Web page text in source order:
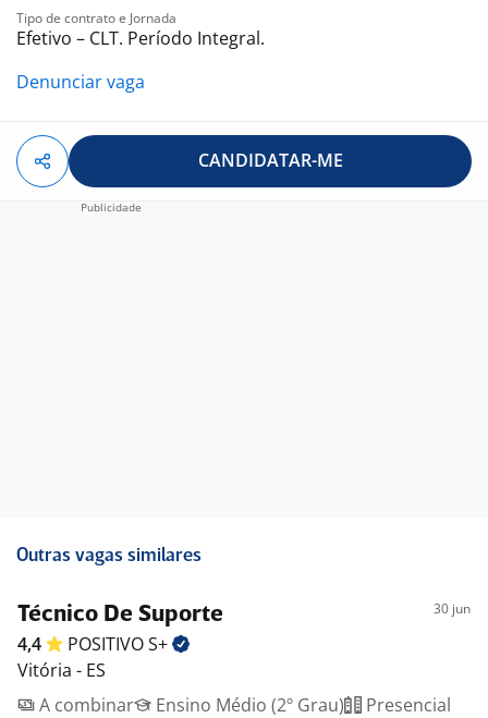
Tipo de contrato e Jornada
Efetivo – CLT. Período Integral.
Denunciar vaga
CANDIDATAR-ME
Outras vagas similares
Técnico De Suporte 30 jun
4,4 POSITIVOS+
Vitória - ES
A combinar
Ensino Médio (2º Grau) Presencial